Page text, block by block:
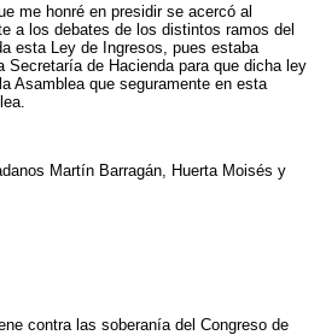
me honré en presidir se acercó al
a los debates de los distintos ramos del
esta Ley de Ingresos, pues estaba
de Hacienda para que dicha ley
Asamblea que seguramente en esta
Martín Barragán, Huerta Moisés y
contra las soberanía del Congreso de